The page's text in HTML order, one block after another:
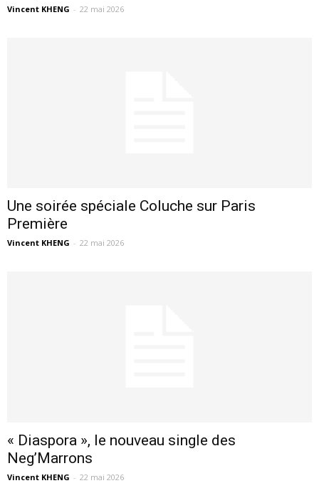
Vincent KHENG - 22 mai 2026
Une soirée spéciale Coluche sur Paris
Première
Vincent KHENG - 22 mai 2026
« Diaspora », le nouveau single des
Neg’Marrons
Vincent KHENG - 22 mai 2026